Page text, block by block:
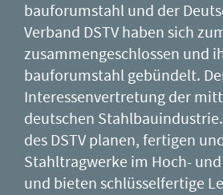
bauforumstahl und der
Verband DSTV haben sich
zusammengeschlossen und
bauforumstahl gebündelt.
Interessenvertretung der
deutschen
des DSTV planen, fertigen
Stahltragwerke im Hoch-
und bieten schlüsselfertige